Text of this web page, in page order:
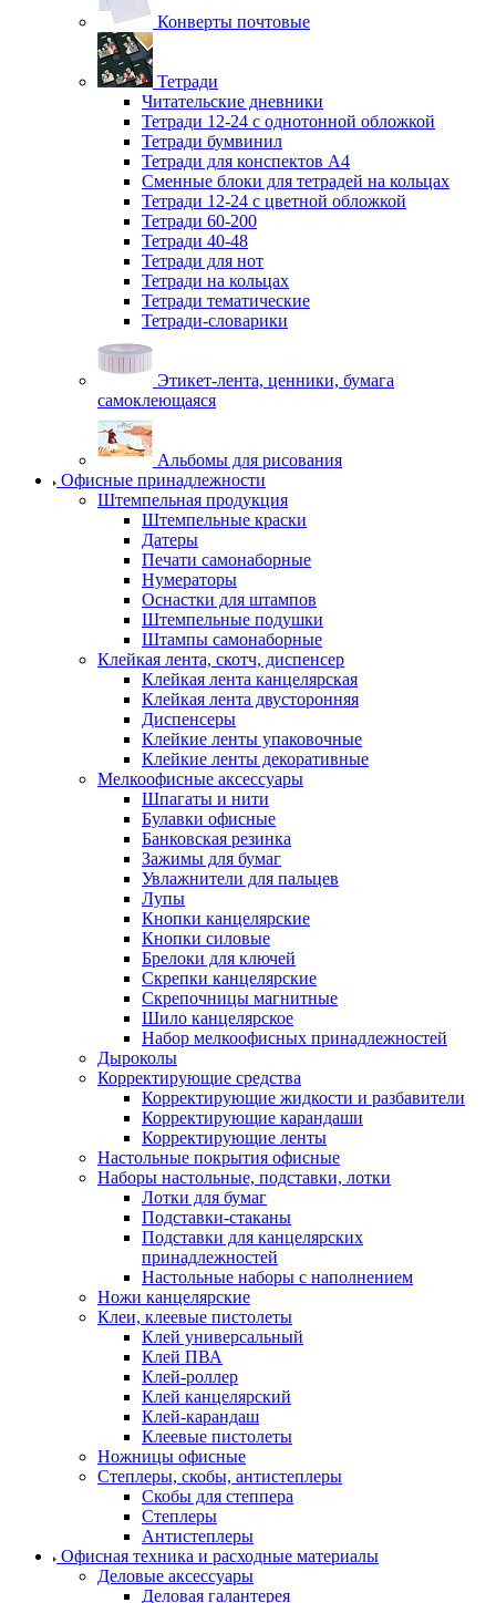
Конверты почтовые
Тетради
Читательские дневники
Тетради 12-24 с однотонной обложкой
Тетради бумвинил
Тетради для конспектов А4
Сменные блоки для тетрадей на кольцах
Тетради 12-24 с цветной обложкой
Тетради 60-200
Тетради 40-48
Тетради для нот
Тетради на кольцах
Тетради тематические
Тетради-словарики
Этикет-лента, ценники, бумага
самоклеющаяся
Альбомы для рисования
Офисные принадлежности
Штемпельная продукция
Штемпельные краски
Датеры
Печати самонаборные
Нумераторы
Оснастки для штампов
Штемпельные подушки
Штампы самонаборные
Клейкая лента, скотч, диспенсер
Клейкая лента канцелярская
Клейкая лента двусторонняя
Диспенсеры
Клейкие ленты упаковочные
Клейкие ленты декоративные
Мелкоофисные аксессуары
Шпагаты и нити
Булавки офисные
Банковская резинка
Зажимы для бумаг
Увлажнители для пальцев
Лупы
Кнопки канцелярские
Кнопки силовые
Брелоки для ключей
Скрепки канцелярские
Скрепочницы магнитные
Шило канцелярское
Набор мелкоофисных принадлежностей
Дыроколы
Корректирующие средства
Корректирующие жидкости и разбавители
Корректирующие карандаши
Корректирующие ленты
Настольные покрытия офисные
Наборы настольные, подставки, лотки
Лотки для бумаг
Подставки-стаканы
Подставки для канцелярских
принадлежностей
Настольные наборы с наполнением
Ножи канцелярские
Клеи, клеевые пистолеты
Клей универсальный
Клей ПВА
Клей-роллер
Клей канцелярский
Клей-карандаш
Клеевые пистолеты
Ножницы офисные
Степлеры, скобы, антистеплеры
Скобы для степпера
Степлеры
Антистеплеры
Офисная техника и расходные материалы
Деловые аксессуары
Деловая галантерея